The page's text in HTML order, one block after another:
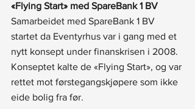
«Flying Start» med SpareBank 1 BV
Samarbeidet med SpareBank 1 BV
startet da Eventyrhus var i gang med et
nytt konsept under finanskrisen i 2008.
Konseptet kalte de «Flying Start», og var
rettet mot førstegangskjøpere som ikke
eide bolig fra før.